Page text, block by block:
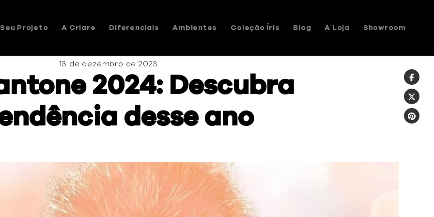
Seu Projeto A Criare Diferenciais Ambientes Coleção Íris Blog A Loja Showroom
13 de dezembro de 2023
2024: Descubra
desse ano